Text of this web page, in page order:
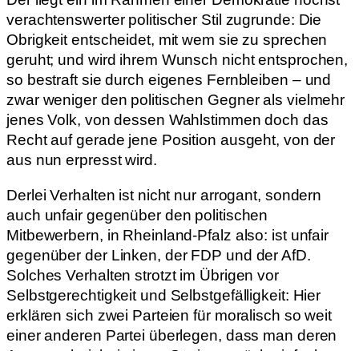
verachtenswerter politischer Stil zugrunde: Die
Obrigkeit entscheidet, mit wem sie zu sprechen
geruht; und wird ihrem Wunsch nicht entsprochen,
so bestraft sie durch eigenes Fernbleiben – und
zwar weniger den politischen Gegner als vielmehr
jenes Volk, von dessen Wahlstimmen doch das
Recht auf gerade jene Position ausgeht, von der
aus nun erpresst wird.
Derlei Verhalten ist nicht nur arrogant, sondern
auch unfair gegenüber den politischen
Mitbewerbern, in Rheinland-Pfalz also: ist unfair
gegenüber der Linken, der FDP und der AfD.
Solches Verhalten strotzt im Übrigen vor
Selbstgerechtigkeit und Selbstgefälligkeit: Hier
erklären sich zwei Parteien für moralisch so weit
einer anderen Partei überlegen, dass man deren